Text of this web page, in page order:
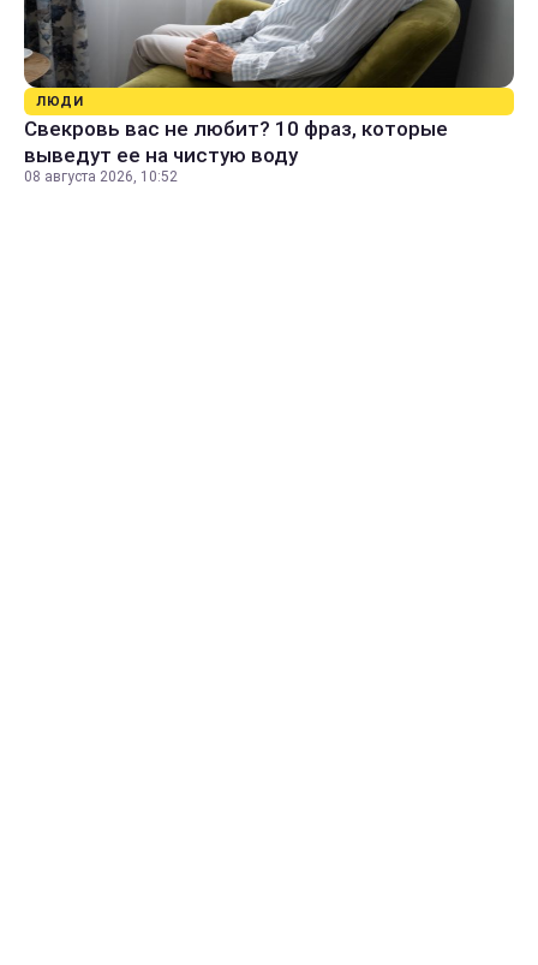
ЛЮДИ
Свекровь вас не любит? 10 фраз, которые
выведут ее на чистую воду
08 августа 2026, 10:52